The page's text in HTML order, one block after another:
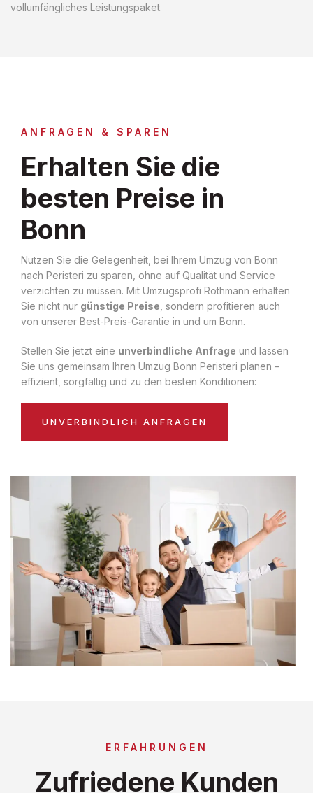
vollumfängliches Leistungspaket.
ANFRAGEN & SPAREN
Erhalten Sie die
besten Preise in
Bonn
Nutzen Sie die Gelegenheit, bei Ihrem Umzug von Bonn
nach Peristeri zu sparen, ohne auf Qualität und Service
verzichten zu müssen. Mit Umzugsprofi Rothmann erhalten
Sie nicht nur günstige Preise , sondern profitieren auch
von unserer Best-Preis-Garantie in und um Bonn.
Stellen Sie jetzt eine unverbindliche Anfrage und lassen
Sie uns gemeinsam Ihren Umzug Bonn Peristeri planen –
effizient, sorgfältig und zu den besten Konditionen:
UNVERBINDLICH ANFRAGEN
ERFAHRUNGEN
Zufriedene Kunden